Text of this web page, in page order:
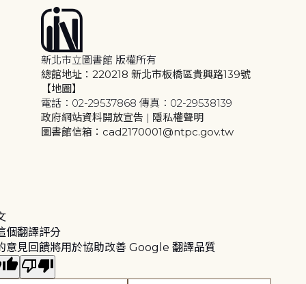
新北市立圖書館 版權所有
總館地址：220218 新北市板橋區貴興路139號
【地圖】
電話：02-29537868 傳真：02-29538139
政府網站資料開放宣告 | 隱私權聲明
圖書館信箱：cad2170001@ntpc.gov.tw
個翻譯評分
意見回饋將用於協助改善 Google 翻譯品質